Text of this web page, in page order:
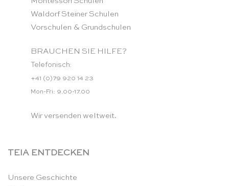
Waldorf Steiner Schulen
Vorschulen & Grundschulen
BRAUCHEN SIE HILFE?
Telefonisch:
+41 (0)79 920 14 23
Mon-Fri: 9.00-17.00
Wir versenden weltweit.
TEIA ENTDECKEN
Unsere Geschichte